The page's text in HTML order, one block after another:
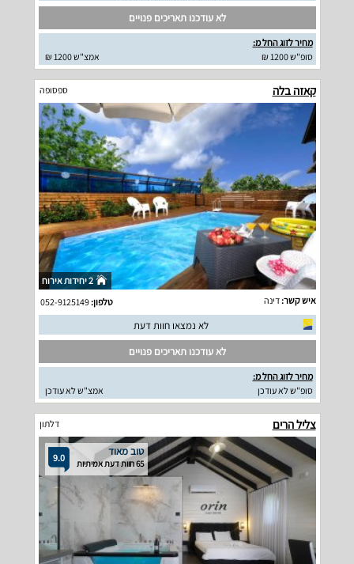
לא עודכנו תאריכים פנויים
מחיר לזוג החל מ:
סופ"ש 1200 ₪
אמצ"ש 1200 ₪
קאזה בלה ספסופה
2 יחידות אירוח
איש קשר:דינה טלפון:052-9125149
לא נמצאו חוות דעת
לא עודכנו תאריכים פנויים
מחיר לזוג החל מ:
סופ"ש לא עודכן
אמצ"ש לא עודכן
צליל הרים דלתון
9.0 טוב מאוד
65 חוות דעת אמיתיות